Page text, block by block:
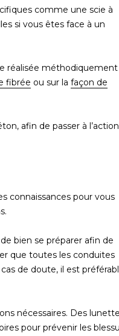
comme une scie à
si vous êtes face à un
réalisée méthodiquement
fibrée ou sur la façon de
afin de passer à
connaissances pour vous
bien se préparer afin de
que toutes les conduites
de doute, il est
nécessaires. Des
pour prévenir les